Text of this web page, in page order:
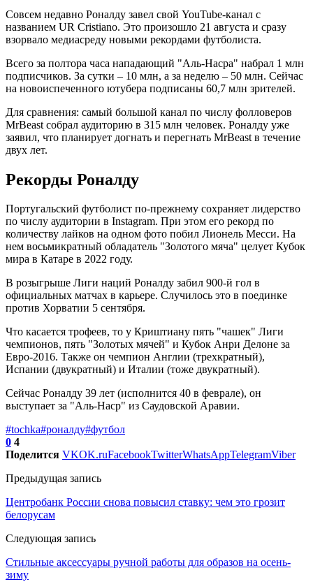
Совсем недавно Роналду завел свой YouTube-канал с
названием UR Cristiano. Это произошло 21 августа и сразу
взорвало медиасреду новыми рекордами футболиста.
Всего за полтора часа нападающий "Аль-Насра" набрал 1 млн
подписчиков. За сутки – 10 млн, а за неделю – 50 млн. Сейчас
на новоиспеченного ютубера подписаны 60,7 млн зрителей.
Для сравнения: самый большой канал по числу фолловеров
MrBeast собрал аудиторию в 315 млн человек. Роналду уже
заявил, что планирует догнать и перегнать MrBeast в течение
двух лет.
Рекорды Роналду
Португальский футболист по-прежнему сохраняет лидерство
по числу аудитории в Instagram. При этом его рекорд по
количеству лайков на одном фото побил Лионель Месси. На
нем восьмикратный обладатель "Золотого мяча" целует Кубок
мира в Катаре в 2022 году.
В розыгрыше Лиги наций Роналду забил 900-й гол в
официальных матчах в карьере. Случилось это в поединке
против Хорватии 5 сентября.
Что касается трофеев, то у Криштиану пять "чашек" Лиги
чемпионов, пять "Золотых мячей" и Кубок Анри Делоне за
Евро-2016. Также он чемпион Англии (трехкратный),
Испании (двукратный) и Италии (тоже двукратный).
Сейчас Роналду 39 лет (исполнится 40 в феврале), он
выступает за "Аль-Наср" из Саудовской Аравии.
#tochka#роналду#футбол
0 4
Поделится VKOK.ruFacebookTwitterWhatsAppTelegramViber
Предыдущая запись
Центробанк России снова повысил ставку: чем это грозит
белорусам
Следующая запись
Стильные аксессуары ручной работы для образов на осень-
зиму